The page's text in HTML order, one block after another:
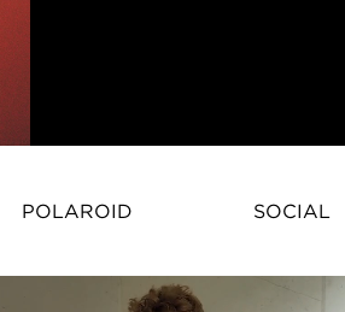
POLAROID SOCIAL